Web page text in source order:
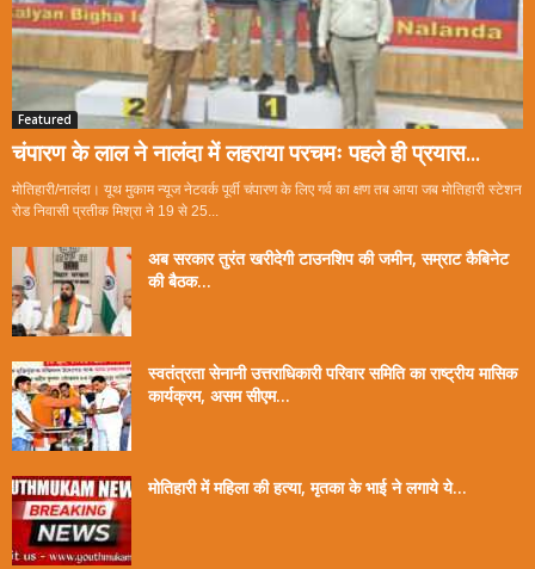
Featured
चंपारण के लाल ने नालंदा में लहराया परचमः पहले ही प्रयास...
मोतिहारी/नालंदा। यूथ मुकाम न्यूज नेटवर्क पूर्वी चंपारण के लिए गर्व का क्षण तब आया जब मोतिहारी स्टेशन
रोड निवासी प्रतीक मिश्रा ने 19 से 25...
अब सरकार तुरंत खरीदेगी टाउनशिप की जमीन, सम्राट कैबिनेट
की बैठक...
स्वतंत्रता सेनानी उत्तराधिकारी परिवार समिति का राष्ट्रीय मासिक
कार्यक्रम, असम सीएम...
मोतिहारी में महिला की हत्या, मृतका के भाई ने लगाये ये...